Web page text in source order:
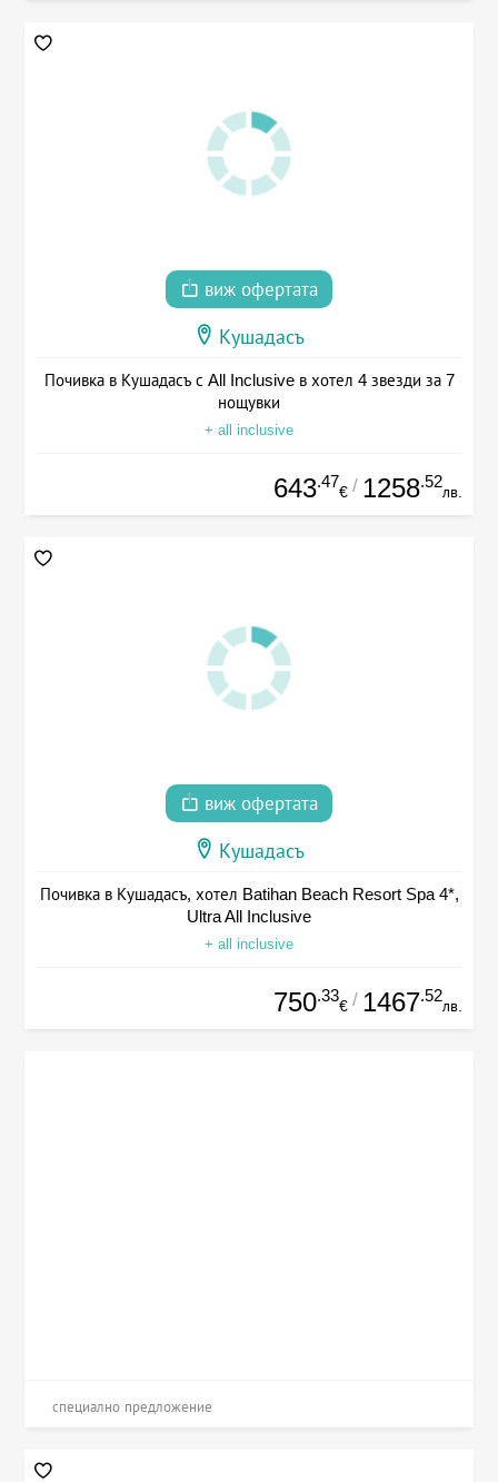
виж офертата
Кушадасъ
Почивка в Кушадасъ с All Inclusive в хотел 4 звезди за 7
нощувки
+ all inclusive
643.47
€ / 1258.52
лв.
виж офертата
Кушадасъ
Почивка в Кушадасъ, хотел Batihan Beach Resort Spa 4*,
Ultra All Inclusive
+ all inclusive
750.33
€ / 1467.52
лв.
специално предложение